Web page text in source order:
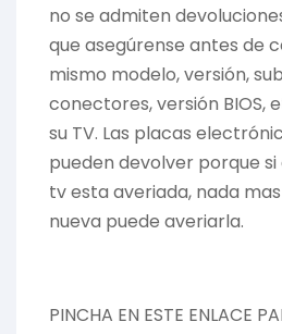
no se admiten
que asegúrense antes de
mismo modelo, versión,
conectores, versión BIOS,
su TV. Las placas
pueden devolver porque
tv esta averiada, nada
nueva puede averiarla.
PINCHA EN ESTE ENLACE